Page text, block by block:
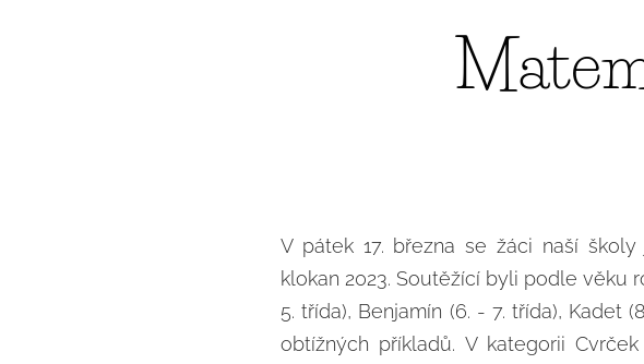
V pátek 17. března se žáci naší
klokan 2023. Soutěžící byli podle věku
5. třída), Benjamín (6. - 7. třída), Kadet
obtížných příkladů. V kategorii